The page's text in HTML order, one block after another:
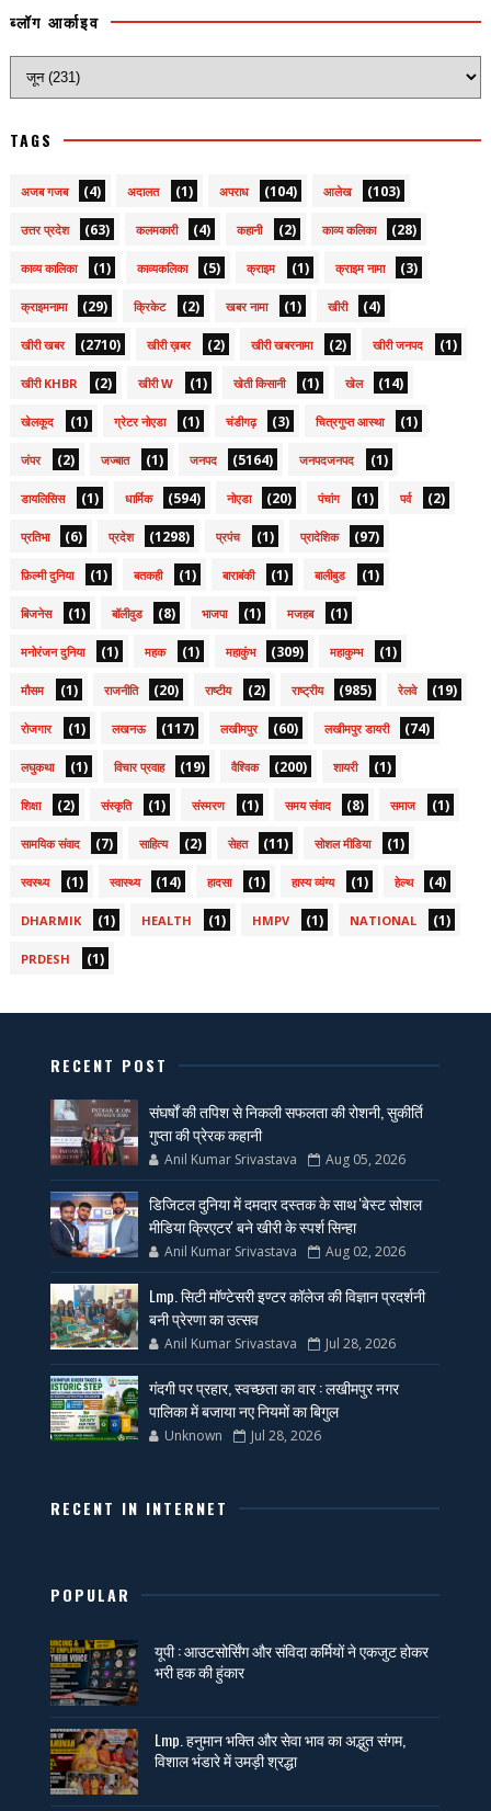
ब्लॉग आर्काइव
TAGS
अजब गजब (4) अदालत (1) अपराध (104) आलेख (103)
उत्तर प्रदेश (63) कलमकारी (4) कहानी (2) काव्य कलिका (28)
काव्य कालिका (1) काव्यकलिका (5) क्राइम (1) क्राइम नामा (3)
क्राइमनामा (29) क्रिकेट (2) खबर नामा (1) खीरी (4)
खीरी खबर (2710) खीरी ख़बर (2) खीरी खबरनामा (2) खीरी जनपद (1)
खीरी KHBR (2) खीरी W (1) खेती किसानी (1) खेल (14)
खेलकूद (1) ग्रेटर नोएडा (1) चंडीगढ़ (3) चित्रगुप्त आस्था (1)
जंपर (2) जज्बात (1) जनपद (5164) जनपदजनपद (1)
डायलिसिस (1) धार्मिक (594) नोएडा (20) पंचांग (1) पर्व (2)
प्रतिभा (6) प्रदेश (1298) प्रपंच (1) प्रादेशिक (97)
फ़िल्मी दुनिया (1) बतकही (1) बाराबंकी (1) बालीबुड (1)
बिजनेस (1) बॉलीवुड (8) भाजपा (1) मजहब (1)
मनोरंजन दुनिया (1) महक (1) महाकुंभ (309) महाकुम्भ (1)
मौसम (1) राजनीति (20) राष्टीय (2) राष्ट्रीय (985) रेलवे (19)
रोजगार (1) लखनऊ (117) लखीमपुर (60) लखीमपुर डायरी (74)
लघुकथा (1) विचार प्रवाह (19) वैश्विक (200) शायरी (1)
शिक्षा (2) संस्कृति (1) संस्मरण (1) समय संवाद (8) समाज (1)
सामयिक संवाद (7) साहित्य (2) सेहत (11) सोशल मीडिया (1)
स्वस्थ्य (1) स्वास्थ्य (14) हादसा (1) हास्य व्यंग्य (1) हेल्थ (4)
DHARMIK (1) HEALTH (1) HMPV (1) NATIONAL (1)
PRDESH (1)
RECENT POST
संघर्षों की तपिश से निकली सफलता की रोशनी, सुकीर्ति
गुप्ता की प्रेरक कहानी
Anil Kumar Srivastava Aug 05, 2026
डिजिटल दुनिया में दमदार दस्तक के साथ 'बेस्ट सोशल
मीडिया क्रिएटर' बने खीरी के स्पर्श सिन्हा
Anil Kumar Srivastava Aug 02, 2026
Lmp. सिटी मॉण्टेसरी इण्टर कॉलेज की विज्ञान प्रदर्शनी
बनी प्रेरणा का उत्सव
Anil Kumar Srivastava Jul 28, 2026
गंदगी पर प्रहार, स्वच्छता का वार : लखीमपुर नगर
पालिका में बजाया नए नियमों का बिगुल
Unknown Jul 28, 2026
RECENT IN INTERNET
POPULAR
यूपी : आउटसोर्सिंग और संविदा कर्मियों ने एकजुट होकर
भरी हक की हुंकार
Lmp. हनुमान भक्ति और सेवा भाव का अद्भुत संगम,
विशाल भंडारे में उमड़ी श्रद्धा